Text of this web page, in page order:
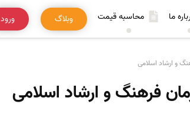
ما محاسبه قیمت وبلاگ ورود
و ارشاد اسلامی
فرهنگ و ارشاد اسلامی